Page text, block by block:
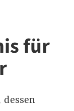
für
dessen